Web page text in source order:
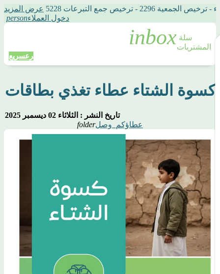
- ترخيص جمع التبرعات 5228
عرض المزيد
personدخول العملاء
سلة
المشتريات
تبرعسريع
تاريخ النشر : الثلاثاء 02 ديسمبر 2025
folderعطاؤكم_وصل